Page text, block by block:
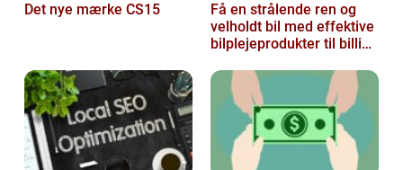
Det nye mærke CS15
Få en strålende ren og
velholdt bil med effektive
bilplejeprodukter til billige